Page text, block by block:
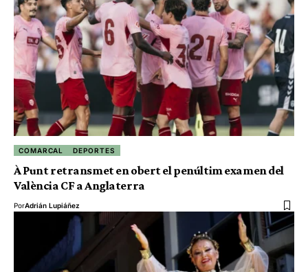
COMARCAL DEPORTES
À Punt retransmet en obert el penúltim examen del
València CF a Anglaterra
PorAdrián Lupiáñez